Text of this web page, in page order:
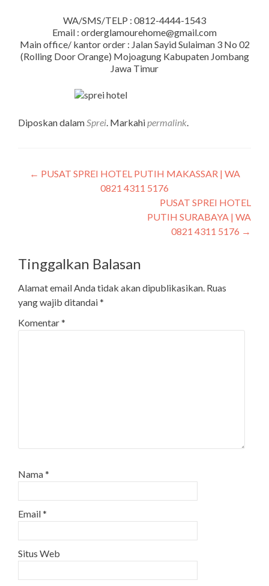
WA/SMS/TELP : 0812-4444-1543
Email : orderglamourehome@gmail.com
Main office/ kantor order : Jalan Sayid Sulaiman 3 No 02
(Rolling Door Orange) Mojoagung Kabupaten Jombang
Jawa Timur
Diposkan dalamSprei. Markahipermalink.
← PUSAT SPREI HOTEL PUTIH MAKASSAR | WA
0821 4311 5176
PUSAT SPREI HOTEL
PUTIH SURABAYA | WA
0821 4311 5176 →
Tinggalkan Balasan
Alamat email Anda tidak akan dipublikasikan. Ruas
yang wajib ditandai*
Komentar*
Nama*
Email*
Situs Web